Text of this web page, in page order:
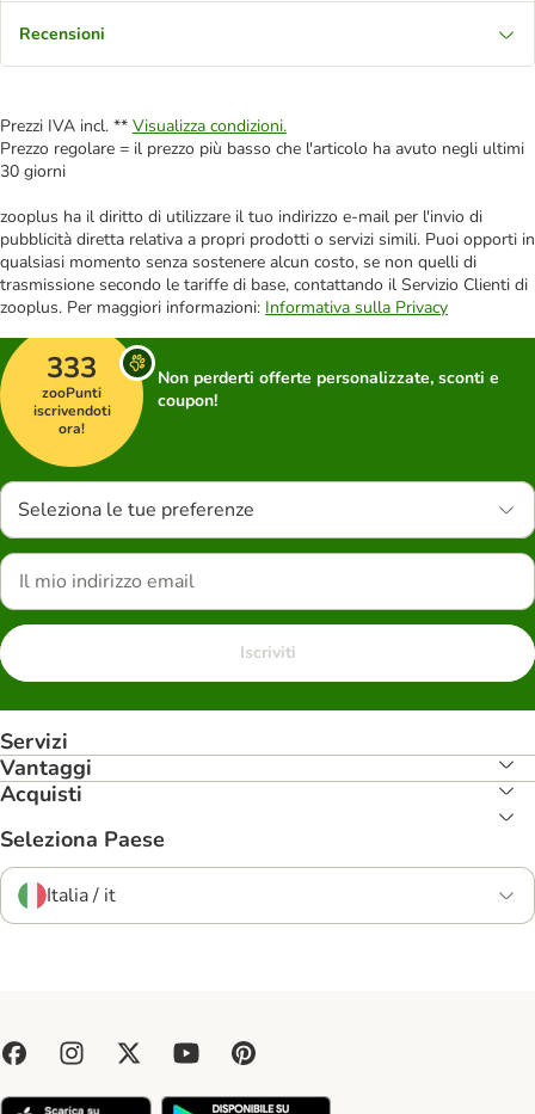
Recensioni
Prezzi IVA incl. ** Visualizza condizioni.
Prezzo regolare = il prezzo più basso che l'articolo ha avuto negli ultimi
30 giorni
zooplus ha il diritto di utilizzare il tuo indirizzo e-mail per l'invio di
pubblicità diretta relativa a propri prodotti o servizi simili. Puoi opporti in
qualsiasi momento senza sostenere alcun costo, se non quelli di
trasmissione secondo le tariffe di base, contattando il Servizio Clienti di
zooplus. Per maggiori informazioni: Informativa sulla Privacy
333
zooPunti
iscrivendoti
ora!
Non perderti offerte personalizzate, sconti e
coupon!
Seleziona le tue preferenze
Iscriviti
Servizi
Vantaggi
Acquisti
Seleziona Paese
Italia / it